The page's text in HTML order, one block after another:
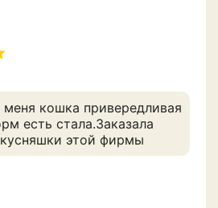
кошка привередливая
есть стала.Заказала
этой фирмы